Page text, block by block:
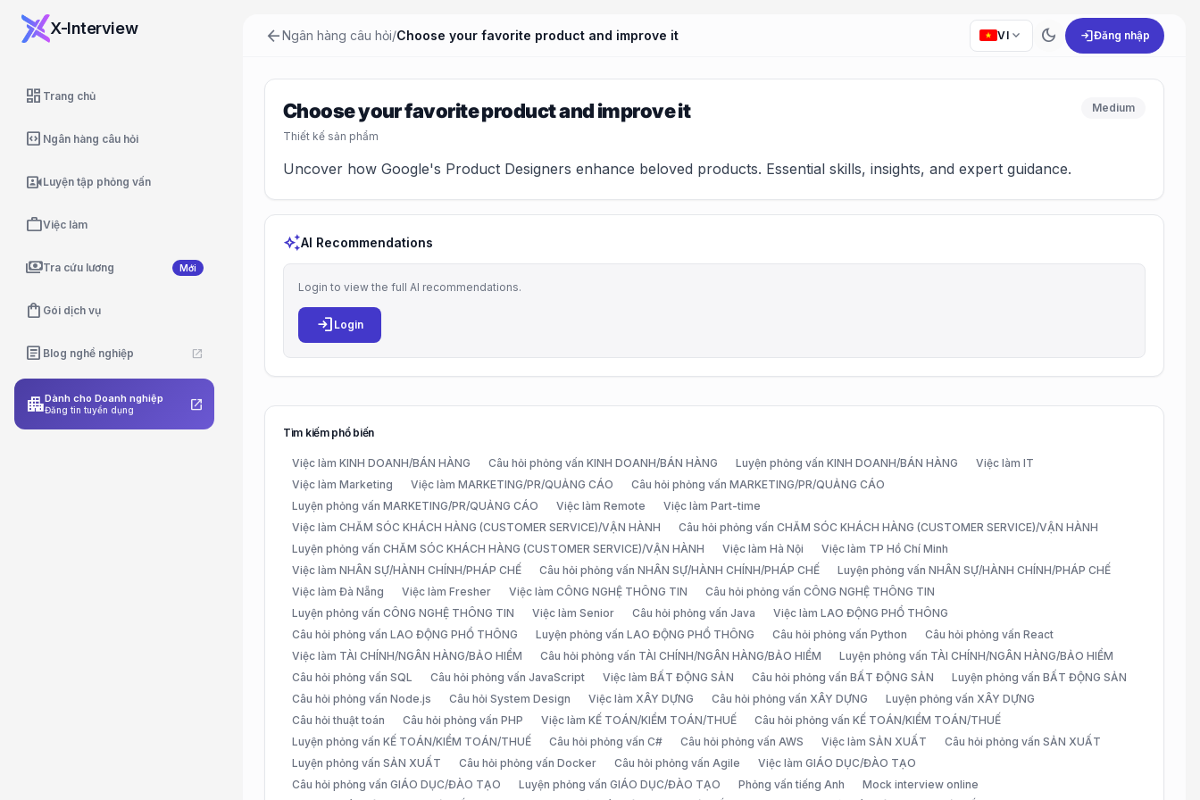
X-Interview
dashboard Trang chủ
code_blocks Ngân hàng câu hỏi
video_camera_frontLuyện tập phỏng vấn
workViệc làm
paymentsTra cứu lương Mới
shopping_bag Gói dịch vụ
article Blog nghề nghiệp open_in_new
apartmentDành cho Doanh nghiệp
Đăng tin tuyển dụng open_in_new
arrow_backNgân hàng câu hỏi/Choose your favorite product and improve it VI expand_more dark_mode loginĐăng nhập
Choose your favorite product and improve it
Thiết kế sản phẩm
Medium
Uncover how Google's Product Designers enhance beloved products. Essential skills, insights, and expert guidance.
auto_awesomeAI Recommendations
Login to view the full AI recommendations.
login Login
Tìm kiếm phổ biến
Việc làm KINH DOANH/BÁN HÀNG Câu hỏi phỏng vấn KINH DOANH/BÁN HÀNG Luyện phỏng vấn KINH DOANH/BÁN HÀNG
Việc làm IT
Việc làm Marketing
Việc làm MARKETING/PR/QUẢNG CÁO
Câu hỏi phỏng vấn MARKETING/PR/QUẢNG CÁO
Luyện phỏng vấn MARKETING/PR/QUẢNG CÁO
Việc làm Remote
Việc làm Part-time
Việc làm CHĂM SÓC KHÁCH HÀNG (CUSTOMER SERVICE)/VẬN HÀNH
Câu hỏi phỏng vấn CHĂM SÓC KHÁCH HÀNG (CUSTOMER SERVICE)/VẬN HÀNH
Luyện phỏng vấn CHĂM SÓC KHÁCH HÀNG (CUSTOMER SERVICE)/VẬN HÀNH
Việc làm Hà Nội
Việc làm TP Hồ Chí Minh
Việc làm NHÂN SỰ/HÀNH CHÍNH/PHÁP CHẾ
Câu hỏi phỏng vấn NHÂN SỰ/HÀNH CHÍNH/PHÁP CHẾ
Luyện phỏng vấn NHÂN SỰ/HÀNH CHÍNH/PHÁP CHẾ
Việc làm Đà Nẵng
Việc làm Fresher Việc làm CÔNG NGHỆ THÔNG TIN
Câu hỏi phỏng vấn CÔNG NGHỆ THÔNG TIN
Luyện phỏng vấn CÔNG NGHỆ THÔNG TIN
Việc làm Senior Câu hỏi phỏng vấn Java
Việc làm LAO ĐỘNG PHỔ THÔNG
Câu hỏi phỏng vấn LAO ĐỘNG PHỔ THÔNG
Luyện phỏng vấn LAO ĐỘNG PHỔ THÔNG Câu hỏi phỏng vấn Python
Câu hỏi phỏng vấn React
Việc làm TÀI CHÍNH/NGÂN HÀNG/BẢO HIỂM
Câu hỏi phỏng vấn TÀI CHÍNH/NGÂN HÀNG/BẢO HIỂM
Luyện phỏng vấn TÀI CHÍNH/NGÂN HÀNG/BẢO HIỂM
Câu hỏi phỏng vấn SQL
Câu hỏi phỏng vấn JavaScript Việc làm BẤT ĐỘNG SẢN Câu hỏi phỏng vấn BẤT ĐỘNG SẢN
Luyện phỏng vấn BẤT ĐỘNG SẢN
Câu hỏi phỏng vấn Node.js
Câu hỏi System Design Việc làm XÂY DỰNG Câu hỏi phỏng vấn XÂY DỰNG
Luyện phỏng vấn XÂY DỰNG
Câu hỏi thuật toán
Câu hỏi phỏng vấn PHP Việc làm KẾ TOÁN/KIỂM TOÁN/THUẾ
Câu hỏi phỏng vấn KẾ TOÁN/KIỂM TOÁN/THUẾ
Luyện phỏng vấn KẾ TOÁN/KIỂM TOÁN/THUẾ
Câu hỏi phỏng vấn C# Câu hỏi phỏng vấn AWS Việc làm SẢN XUẤT
Câu hỏi phỏng vấn SẢN XUẤT
Luyện phỏng vấn SẢN XUẤT
Câu hỏi phỏng vấn Docker Câu hỏi phỏng vấn Agile
Việc làm GIÁO DỤC/ĐÀO TẠO
Câu hỏi phỏng vấn GIÁO DỤC/ĐÀO TẠO
Luyện phỏng vấn GIÁO DỤC/ĐÀO TẠO Phỏng vấn tiếng Anh
Mock interview online